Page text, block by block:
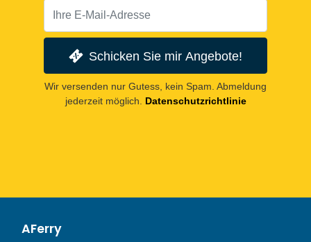
Schicken Sie mir Angebote!
Wir versenden nur Gutess, kein Spam. Abmeldung
jederzeit möglich.
Datenschutzrichtlinie
AFerry